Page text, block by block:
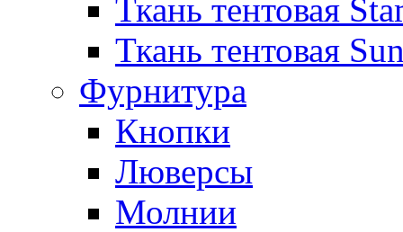
Ткань тентовая
Ткань тентовая
Фурнитура
Кнопки
Люверсы
Молнии